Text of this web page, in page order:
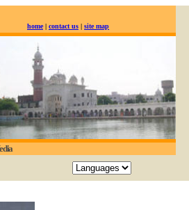
home| contact us | site map
waarheid;